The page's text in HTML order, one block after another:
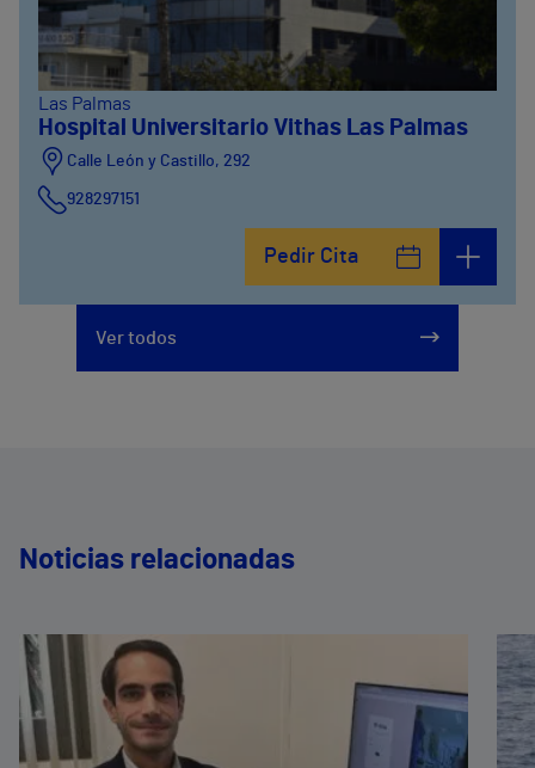
Las Palmas
Hospital Universitario Vithas Las Palmas
Calle León y Castillo, 292
928297151
Pedir Cita
Ver todos
Noticias relacionadas